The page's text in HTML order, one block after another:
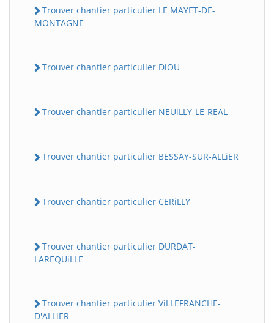
Trouver chantier particulier LE MAYET-DE-
MONTAGNE
Trouver chantier particulier DiOU
Trouver chantier particulier NEUiLLY-LE-REAL
Trouver chantier particulier BESSAY-SUR-ALLiER
Trouver chantier particulier CERiLLY
Trouver chantier particulier DURDAT-
LAREQUiLLE
Trouver chantier particulier ViLLEFRANCHE-
D'ALLiER